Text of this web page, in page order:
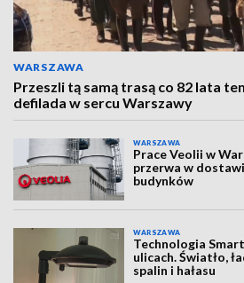
WARSZAWA
Przeszli tą samą trasą co 82 lata
defilada w sercu Warszawy
WARSZAWA
Prace Veolii w
przerwa w
budynków
WARSZAWA
Technologia
ulicach. Światło,
spalin i hałasu